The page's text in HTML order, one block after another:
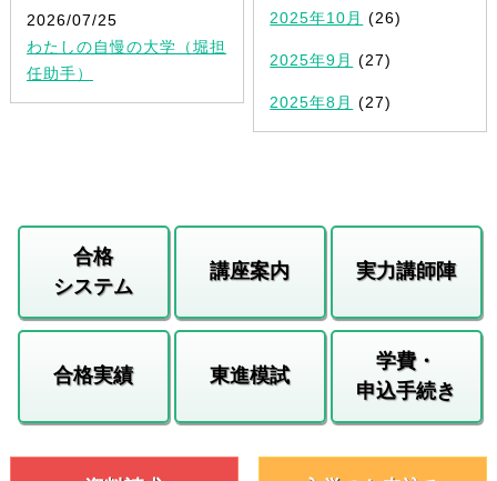
2026/07/25
わたしの自慢の大学（堀担
任助手）
2025年10月 (26)
2025年9月 (27)
2025年8月 (27)
合格
システム
講座案内 実力講師陣
合格実績 東進模試
学費・
申込手続き